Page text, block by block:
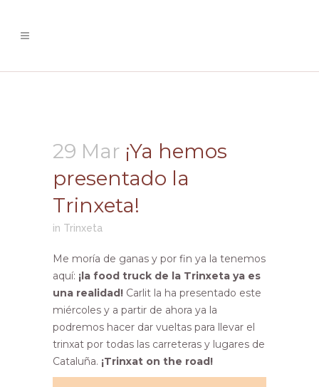
29 Mar ¡Ya hemos
presentado la
Trinxeta!
in Trinxeta
Me moría de ganas y por fin ya la tenemos
aquí: ¡la food truck de la Trinxeta ya es
una realidad! Carlit la ha presentado este
miércoles y a partir de ahora ya la
podremos hacer dar vueltas para llevar el
trinxat por todas las carreteras y lugares de
Cataluña. ¡Trinxat on the road!